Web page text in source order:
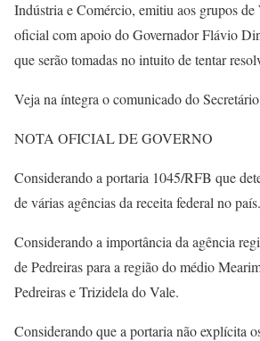
Indústria e Comércio, emitiu aos grupos
oficial com apoio do Governador Flávio
que serão tomadas no intuito de tentar
Veja na íntegra o comunicado do
NOTA OFICIAL DE GOVERNO
Considerando a portaria 1045/RFB que
de várias agências da receita federal no país.
Considerando a importância da agência
de Pedreiras para a região do médio
Pedreiras e Trizidela do Vale.
Considerando que a portaria não explícita